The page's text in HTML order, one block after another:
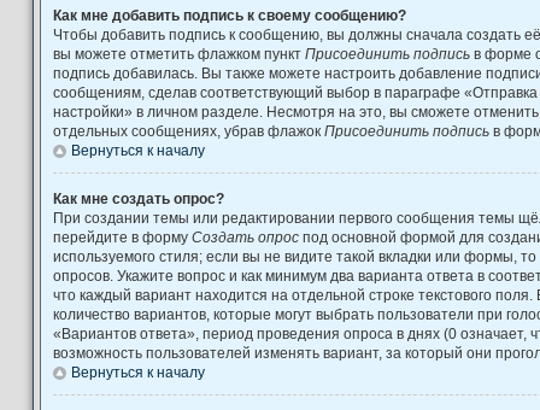
Как мне добавить подпись к своему сообщению?
Чтобы добавить подпись к сообщению, вы должны сначала создать
вы можете отметить флажком пункт Присоединить подпись в форме
подпись добавилась. Вы также можете настроить добавление
сообщениям, сделав соответствующий выбор в параграфе
настройки» в личном разделе. Несмотря на это, вы сможете
отдельных сообщениях, убрав флажок Присоединить подпись в
Вернуться к началу
Как мне создать опрос?
При создании темы или редактировании первого сообщения темы
перейдите в форму Создать опрос под основной формой для
используемого стиля; если вы не видите такой вкладки или формы,
опросов. Укажите вопрос и как минимум два варианта ответа в
что каждый вариант находится на отдельной строке текстового
количество вариантов, которые могут выбрать пользователи при
«Вариантов ответа», период проведения опроса в днях (0 означает,
возможность пользователей изменять вариант, за который они
Вернуться к началу